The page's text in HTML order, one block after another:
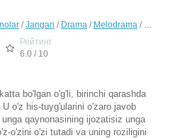
/Jangari / Drama / Melodrama / Hind
Рейтинг
6.0 / 10
bo'lgan o'g'li, birinchi qarashda
o'z his-tuyg'ularini o'zaro javob
qaynonasining ijozatisiz unga
o'zini o'zi tutadi va uning roziligini